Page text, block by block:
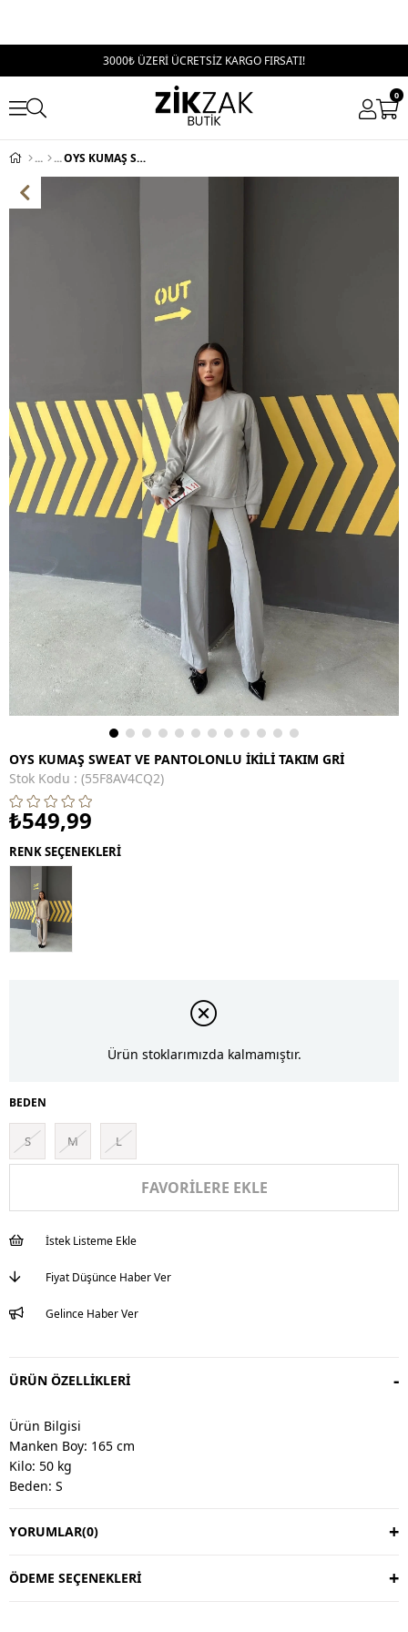
3000₺ ÜZERİ ÜCRETSİZ KARGO FIRSATI!
0
OYS KUMAŞ SWEAT VE PANTOLONLU İKİLİ TAKIM GRİ
OYS KUMAŞ SWEAT VE PANTOLONLU İKİLİ TAKIM GRİ
Stok Kodu
(55F8AV4CQ2)
₺549,99
RENK SEÇENEKLERİ
Ürün stoklarımızda kalmamıştır.
BEDEN
S M L
FAVORILERE EKLE
İstek Listeme Ekle
Fiyat Düşünce Haber Ver
Gelince Haber Ver
ÜRÜN ÖZELLIKLERI
Ürün Bilgisi
Manken Boy: 165 cm
Kilo: 50 kg
Beden: S
Değişim & İade
Değişim süresi 3 iş günüdür.
Kargo alıcıya aittir.
YORUMLAR(0)
ÖDEME SEÇENEKLERI